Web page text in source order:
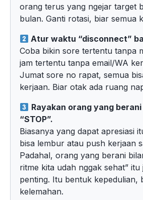
orang terus yang ngejar target
bulan. Ganti rotasi, biar semua
Atur waktu “disconnect”
Coba bikin sore tertentu tanpa
jam tertentu tanpa email/WA
Jumat sore no rapat, semua
kerjaan. Biar otak ada ruang
Rayakan orang yang
“STOP”.
Biasanya yang dapat apresiasi
bisa lembur atau push kerjaan
Padahal, orang yang berani
ritme kita udah nggak sehat”
penting. Itu bentuk kepedulian,
kelemahan.